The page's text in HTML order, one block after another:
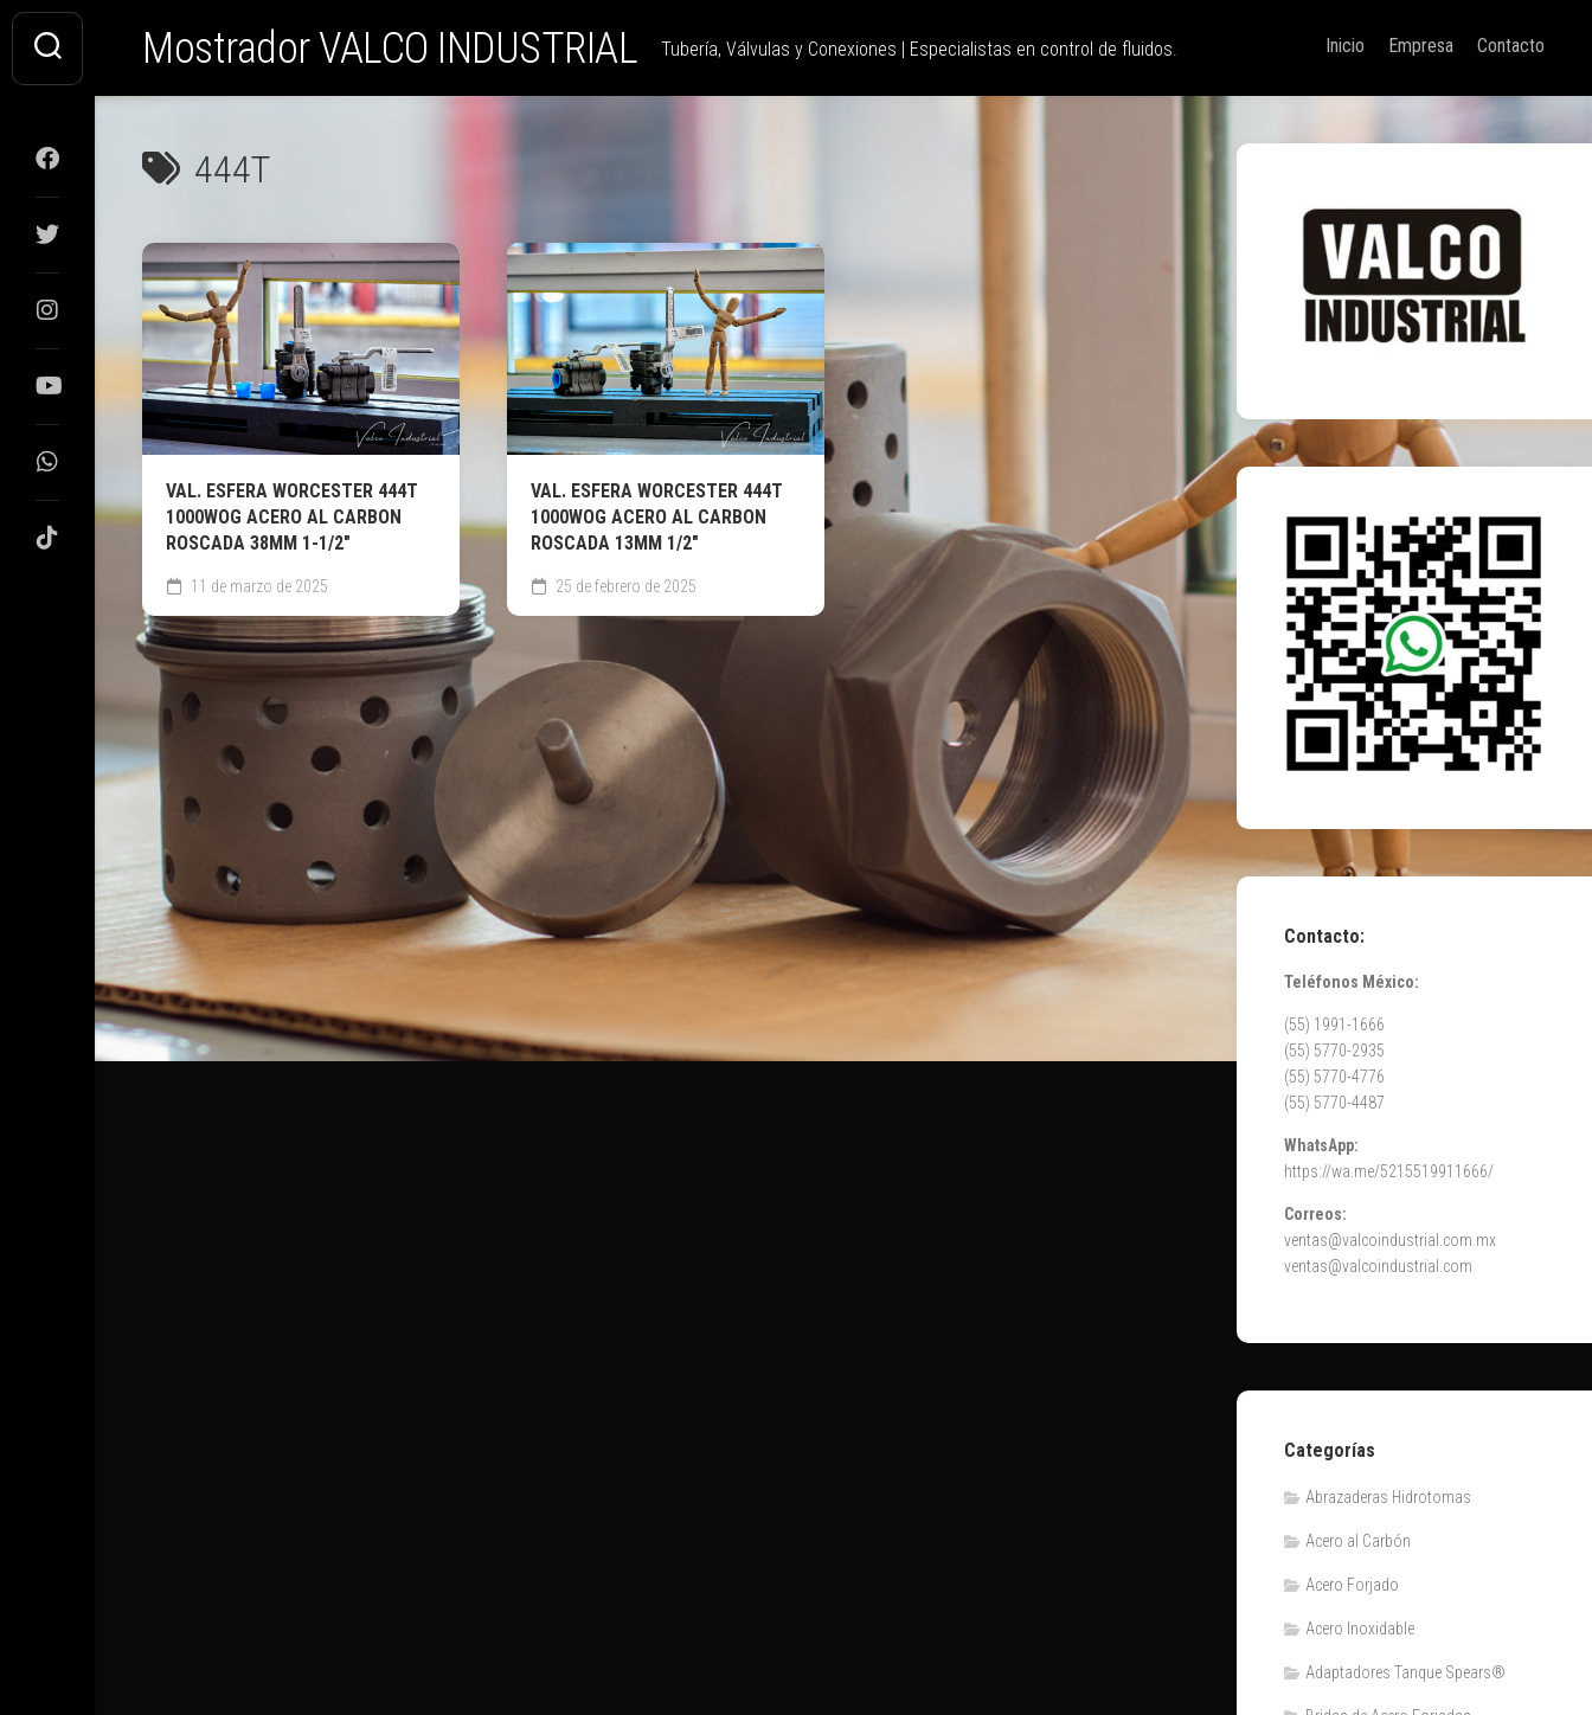
Saltar
contenido
Mostrador VALCO INDUSTRIAL Tubería, Válvulas y Conexiones | Especialistas en control de fluidos. Inicio Empresa Contacto
444T
VAL. ESFERA WORCESTER 444T
1000WOG ACERO AL CARBON
ROSCADA 38MM 1-1/2″
11 de marzo de 2025
VAL. ESFERA WORCESTER 444T
1000WOG ACERO AL CARBON
ROSCADA 13MM 1/2″
25 de febrero de 2025
Contacto:
Teléfonos México:
(55) 1991-1666
(55) 5770-2935
(55) 5770-4776
(55) 5770-4487
WhatsApp:
https://wa.me/5215519911666/
Correos:
ventas@valcoindustrial.com.mx
ventas@valcoindustrial.com
Categorías
Abrazaderas Hidrotomas
Acero al Carbón
Acero Forjado
Acero Inoxidable
Adaptadores Tanque Spears®